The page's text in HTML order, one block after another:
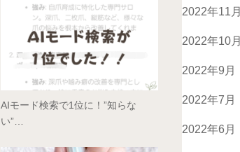
AIモード検索で1位に！”知らな
い”…
2022年11月
2022年10月
2022年9月
2022年7月
2022年6月